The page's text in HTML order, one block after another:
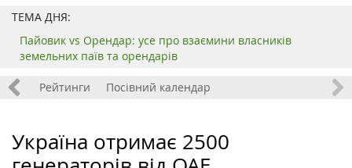
ТЕМА ДНЯ:
Пайовик vs Орендар: усе про взаємини власників
земельних паїв та орендарів
Рейтинги Посівний календар
Україна отримає 2500